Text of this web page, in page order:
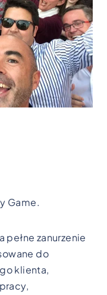
Game.
zanurzenie
do
klienta,